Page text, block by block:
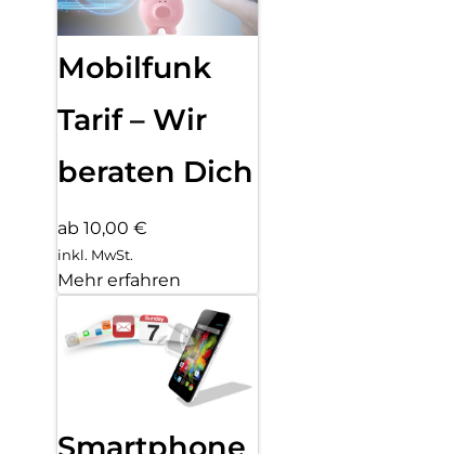
Mobilfunk
Tarif – Wir
beraten Dich
ab 10,00 €
inkl. MwSt.
Mehr erfahren